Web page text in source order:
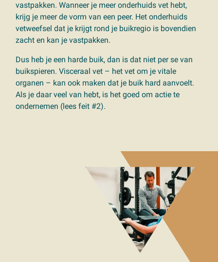
vastpakken. Wanneer je meer onderhuids vet hebt,
krijg je meer de vorm van een peer. Het onderhuids
vetweefsel dat je krijgt rond je buikregio is bovendien
zacht en kan je vastpakken.
Dus heb je een harde buik, dan is dat niet per se van
buikspieren. Visceraal vet – het vet om je vitale
organen – kan ook maken dat je buik hard aanvoelt.
Als je daar veel van hebt, is het goed om actie te
ondernemen (lees feit #2).